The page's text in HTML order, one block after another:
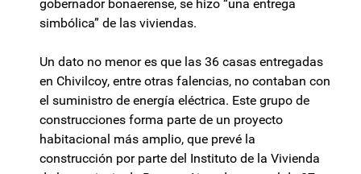
gobernador bonaerense, se hizo “una entrega
simbólica” de las viviendas.
Un dato no menor es que las 36 casas entregadas
en Chivilcoy, entre otras falencias, no contaban con
el suministro de energía eléctrica. Este grupo de
construcciones forma parte de un proyecto
habitacional más amplio, que prevé la
construcción por parte del Instituto de la Vivienda